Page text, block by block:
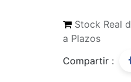
Stock Real
a Plazos
Compartir :